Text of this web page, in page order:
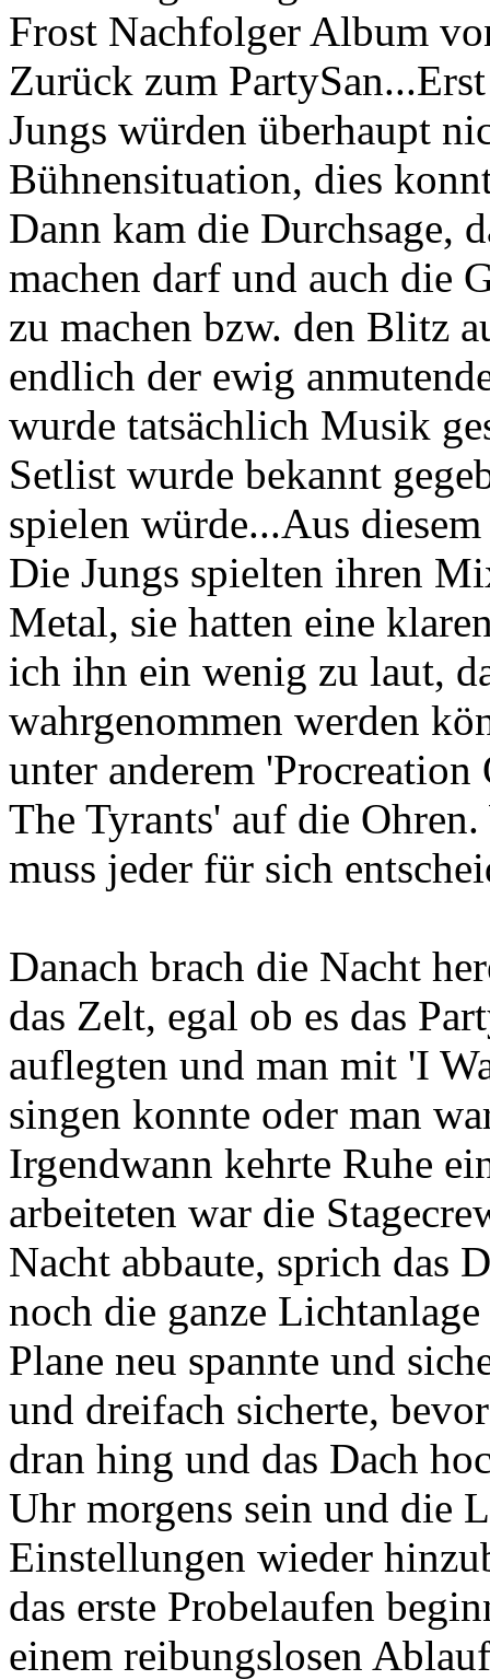
Frost Nachfolger Album
Zurück zum
Jungs würden überhaupt
Bühnensituation, dies
Dann kam die Durchsage,
machen darf und auch die
zu machen bzw. den Blitz
endlich der ewig
wurde tatsächlich Musik
Setlist wurde bekannt
spielen würde...Aus
Die Jungs spielten ihren
Metal, sie hatten eine
ich ihn ein wenig zu laut,
wahrgenommen werden
unter anderem
The Tyrants' auf die
muss jeder für sich
Danach brach die Nacht
das Zelt, egal ob es das
auflegten und man mit 'I
singen konnte oder man
Irgendwann kehrte Ruhe
arbeiteten war die
Nacht abbaute, sprich das
noch die ganze
Plane neu spannte und
und dreifach sicherte,
dran hing und das Dach
Uhr morgens sein und die
Einstellungen wieder
das erste Probelaufen
einem reibungslosen